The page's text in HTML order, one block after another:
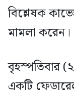
বিশ্লেষক
মামলা করেন।
বৃহস্পতিবার